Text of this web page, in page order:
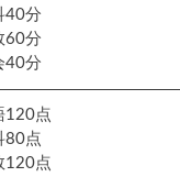
40分
60分
40分
120点
80点
120点